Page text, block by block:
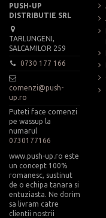
PUSH-UP
DISTRIBUTIE SRL
TARLUNGENI,
SALCAMILOR 259
0730 177 166
comenzi@push-
up.ro
Puteti face comenzi
pe wassup la
numarul
0730177166
www.push-up.ro este
un concept 100%
romanesc, sustinut
de o echipa tanara si
entuziasta. Ne dorim
sa livram catre
clientii nostrii